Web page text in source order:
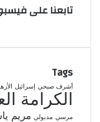
تابعنا على
Tags
أشرف صبحي إسرائيل
الكرامة
مرسي مدبولي مريم